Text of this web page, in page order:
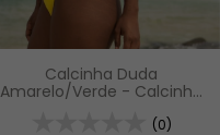
Calcinha Duda
Amarelo/Verde - Calcinha
(0)